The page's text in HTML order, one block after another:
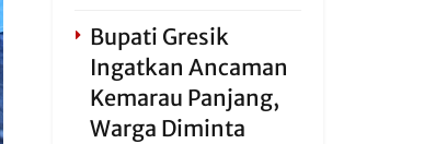
Bupati Gresik
Ingatkan Ancaman
Kemarau Panjang,
Warga Diminta